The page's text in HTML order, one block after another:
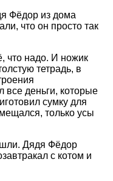
Фёдор из дома
что он просто так
что надо. И ножик
тетрадь, в
все деньги, которые
сумку для
только усы
Дядя Фёдор
с котом и